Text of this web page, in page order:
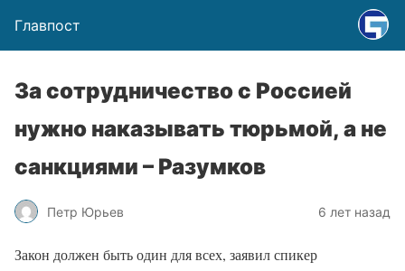
Главпост
За сотрудничество с Россией
нужно наказывать тюрьмой, а не
санкциями – Разумков
Петр Юрьев 6 лет назад
Закон должен быть один для всех, заявил спикер